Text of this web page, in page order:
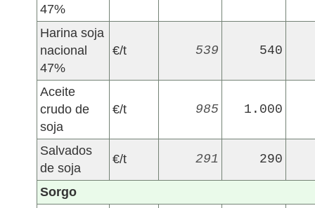
47%
Harina soja
nacional
47%
€/t 539 540
Aceite
crudo de
soja
€/t 985 1.000
Salvados
de soja
€/t 291 290
Sorgo